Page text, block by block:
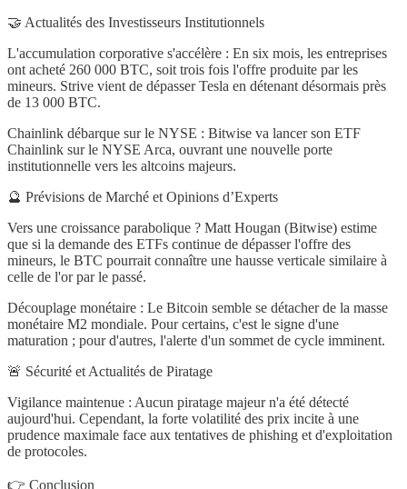
🤝 Actualités des Investisseurs Institutionnels
L'accumulation corporative s'accélère : En six mois, les entreprises
ont acheté 260 000 BTC, soit trois fois l'offre produite par les
mineurs. Strive vient de dépasser Tesla en détenant désormais près
de 13 000 BTC.
Chainlink débarque sur le NYSE : Bitwise va lancer son ETF
Chainlink sur le NYSE Arca, ouvrant une nouvelle porte
institutionnelle vers les altcoins majeurs.
🔮 Prévisions de Marché et Opinions d’Experts
Vers une croissance parabolique ? Matt Hougan (Bitwise) estime
que si la demande des ETFs continue de dépasser l'offre des
mineurs, le BTC pourrait connaître une hausse verticale similaire à
celle de l'or par le passé.
Découplage monétaire : Le Bitcoin semble se détacher de la masse
monétaire M2 mondiale. Pour certains, c'est le signe d'une
maturation ; pour d'autres, l'alerte d'un sommet de cycle imminent.
🚨 Sécurité et Actualités de Piratage
Vigilance maintenue : Aucun piratage majeur n'a été détecté
aujourd'hui. Cependant, la forte volatilité des prix incite à une
prudence maximale face aux tentatives de phishing et d'exploitation
de protocoles.
👉 Conclusion